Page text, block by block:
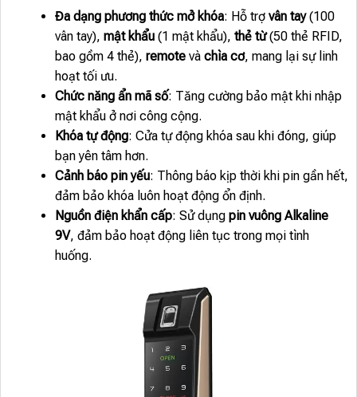
Đa dạng phương thức mở khóa: Hỗ trợ vân tay(100
vân tay), mật khẩu(1 mật khẩu), thẻ từ(50 thẻ RFID,
bao gồm 4 thẻ), remotevà chìa cơ, mang lại sự linh
hoạt tối ưu.
Chức năng ẩn mã số: Tăng cường bảo mật khi nhập
mật khẩu ở nơi công cộng.
Khóa tự động: Cửa tự động khóa sau khi đóng, giúp
bạn yên tâm hơn.
Cảnh báo pin yếu: Thông báo kịp thời khi pin gần hết,
đảm bảo khóa luôn hoạt động ổn định.
Nguồn điện khẩn cấp: Sử dụng pin vuông Alkaline
9V, đảm bảo hoạt động liên tục trong mọi tình
huống.